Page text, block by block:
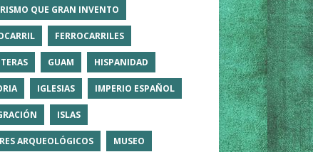
QUE GRAN INVENTO
FERROCARRILES
GUAM HISPANIDAD
IGLESIAS IMPERIO ESPAÑOL
ISLAS
ARQUEOLÓGICOS MUSEO